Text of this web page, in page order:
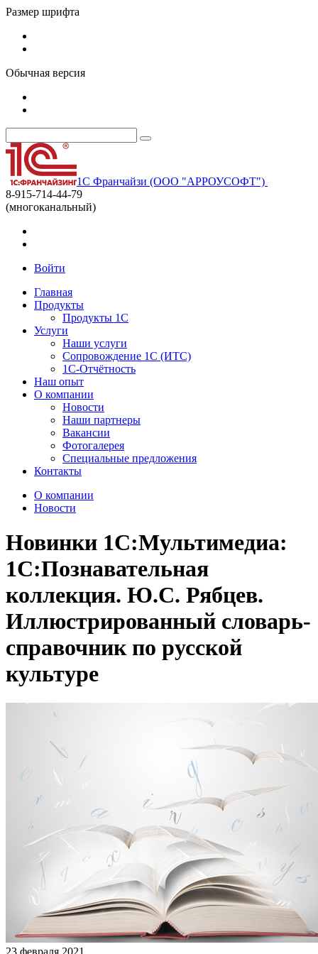
Размер шрифта
Обычная версия
1С Франчайзи (ООО "АРРОУСОФТ")
8-915-714-44-79
(многоканальный)
Войти
Главная
Продукты
Продукты 1С
Услуги
Наши услуги
Сопровождение 1С (ИТС)
1С-Отчётность
Наш опыт
О компании
Новости
Наши партнеры
Вакансии
Фотогалерея
Специальные предложения
Контакты
О компании
Новости
Новинки 1С:Мультимедиа:
1С:Познавательная
коллекция. Ю.С. Рябцев.
Иллюстрированный словарь-
справочник по русской
культуре
23 февраля 2021